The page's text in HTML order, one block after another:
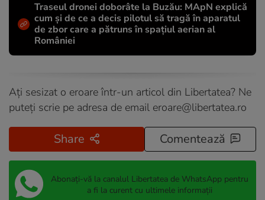
Traseul dronei doborâte la Buzău: MApN explică
cum și de ce a decis pilotul să tragă în aparatul
de zbor care a pătruns în spațiul aerian al
României
Ați sesizat o eroare într-un articol din Libertatea? Ne
puteți scrie pe adresa de email eroare@libertatea.ro
Share Comentează
Abonați-vă la canalul Libertatea de WhatsApp pentru
a fi la curent cu ultimele informații